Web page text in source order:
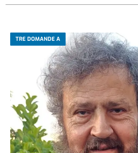
TRE DOMANDE A